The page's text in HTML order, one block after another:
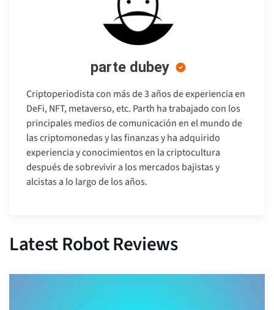
parte dubey
Criptoperiodista con más de 3 años de experiencia en
DeFi, NFT, metaverso, etc. Parth ha trabajado con los
principales medios de comunicación en el mundo de
las criptomonedas y las finanzas y ha adquirido
experiencia y conocimientos en la criptocultura
después de sobrevivir a los mercados bajistas y
alcistas a lo largo de los años.
Latest Robot Reviews